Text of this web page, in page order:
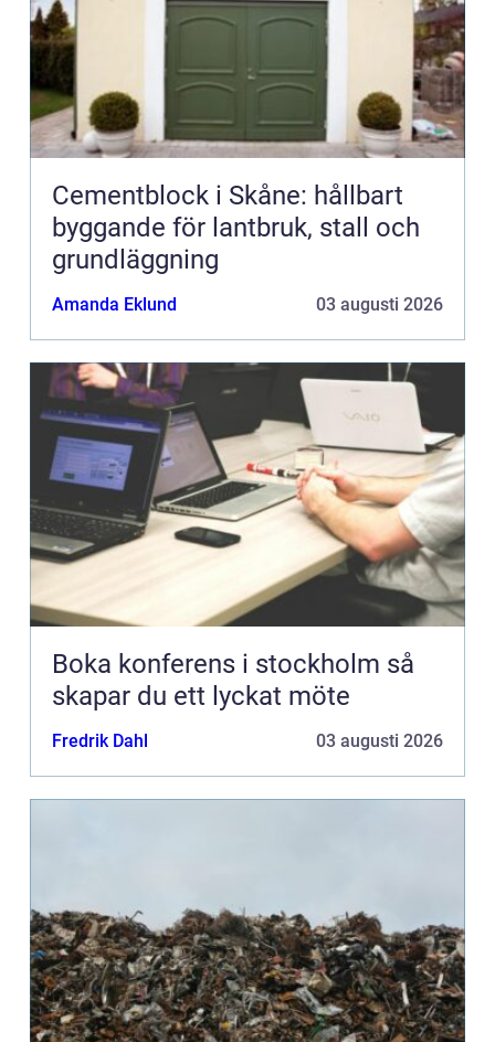
Cementblock i Skåne: hållbart
byggande för lantbruk, stall och
grundläggning
Amanda Eklund 03 augusti 2026
Boka konferens i stockholm så
skapar du ett lyckat möte
Fredrik Dahl 03 augusti 2026